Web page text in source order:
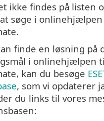
ikke findes på listen
søge i onlinehjælpen
finde en løsning på
i onlinehjælpen til
kan du besøge
, som vi opdaterer
du links til vores